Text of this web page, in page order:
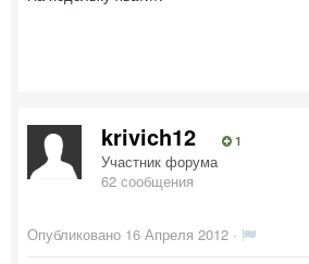
krivich12 1
Участник форума
62 сообщения
Опубликовано 16 Апреля 2012 ·